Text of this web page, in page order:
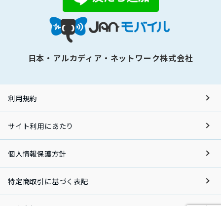
日本・アルカディア・ネットワーク株式会社
利用規約
サイト利用にあたり
個人情報保護方針
特定商取引に基づく表記